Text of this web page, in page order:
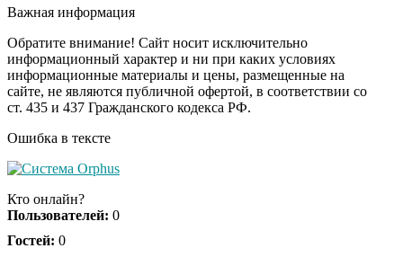
отожгла! Видео не
Важная информация
Обратите внимание! Сайт носит исключительно
информационный характер и ни при каких условиях
информационные материалы и цены, размещенные на
сайте, не являются публичной офертой, в соответствии со
ст. 435 и 437 Гражданского кодекса РФ.
Ошибка в тексте
Кто онлайн?
Пользователей: 0
Гостей: 0